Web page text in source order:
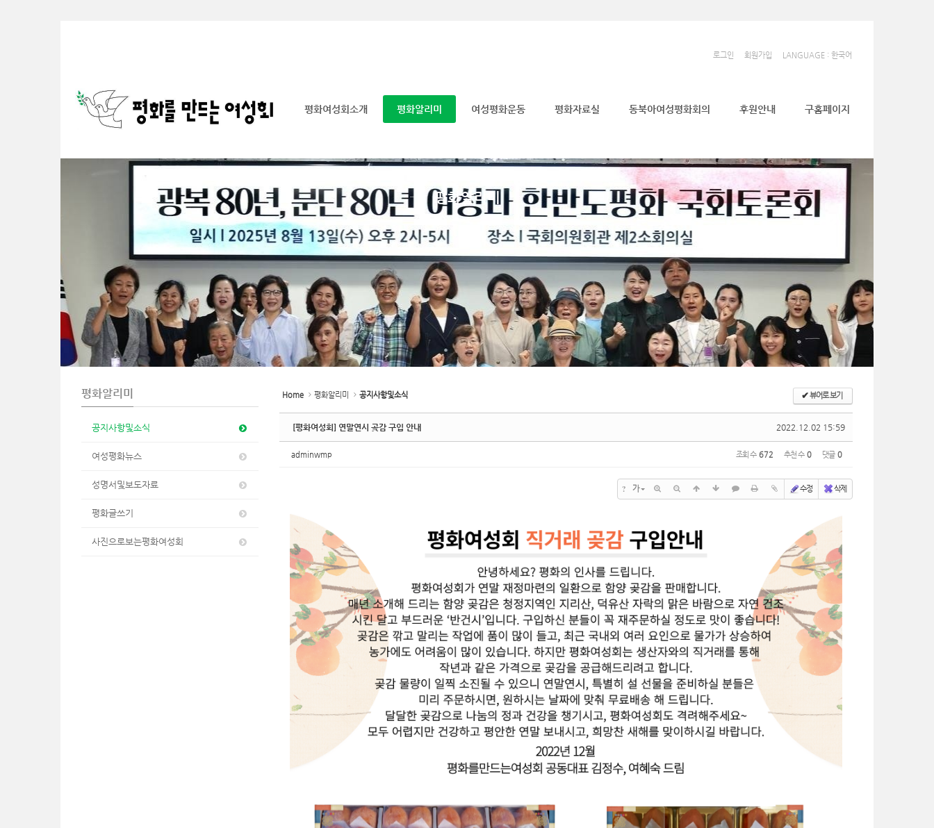
로그인 회원가입 LANGUAGE : 한국어
평화여성회소개 평화알리미 여성평화운동 평화자료실 동북아여성평화회의 후원안내 구홈페이지
n
평화알리미
평화알리미
공지사항및소식
여성평화뉴스
성명서및보도자료
평화글쓰기
사진으로보는평화여성회
Home 평화알리미 공지사항및소식 ✔뷰어로 보기
2022.12.02 15:59
[평화여성회] 연말연시 곶감 구입 안내
adminwmp 조회 수 672 추천 수 0 댓글 0
? 가 수정 삭제